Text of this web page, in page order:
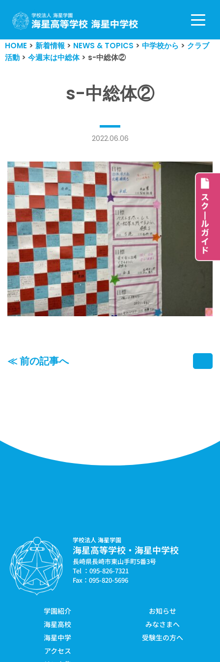
コ
ン
テ
ン
HOME > 新着情報 > NEWS & TOPICS > 中学校から > クラブ
活動 > 今週末は中総体> s-中総体②
s-中総体②
2022.06.06
≪ 前の記事へ
学校法人 海星学園
海星高等学校・海星中学校
長崎県長崎市東山手町5番3号
Tel ：095-826-7321
Fax：095-820-5696
学園紹介
海星高校
海星中学
アクセス
お知らせ
みなさまへ
受験生の方へ